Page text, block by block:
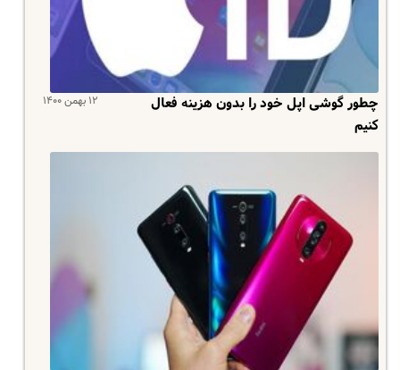
۱۲ بهمن ۱۴۰۰
چطور گوشی اپل خود را بدون هزینه فعال
کنیم